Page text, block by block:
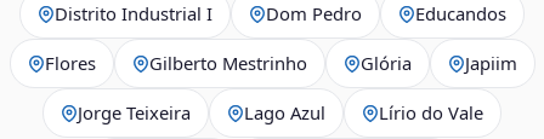
Distrito Industrial I Dom Pedro Educandos
Flores Gilberto Mestrinho Glória Japiim
Jorge Teixeira Lago Azul Lírio do Vale